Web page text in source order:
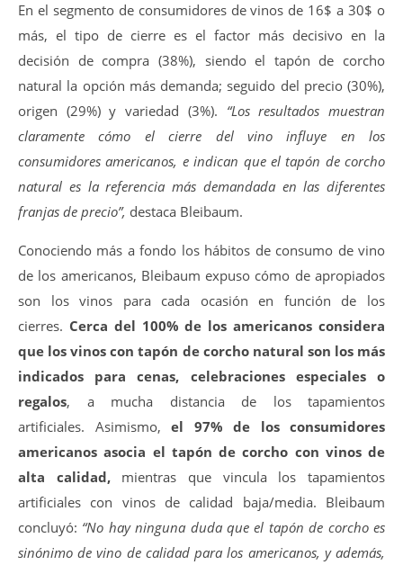
En el segmento de consumidores de vinos de 16$ a 30$ o
más, el tipo de cierre es el factor más decisivo en la
decisión de compra (38%), siendo el tapón de corcho
natural la opción más demanda; seguido del precio (30%),
origen (29%) y variedad (3%). “Los resultados muestran
claramente cómo el cierre del vino influye en los
consumidores americanos, e indican que el tapón de corcho
natural es la referencia más demandada en las diferentes
franjas de precio”, destaca Bleibaum.
Conociendo más a fondo los hábitos de consumo de vino
de los americanos, Bleibaum expuso cómo de apropiados
son los vinos para cada ocasión en función de los
cierres. Cerca del 100% de los americanos considera
que los vinos con tapón de corcho natural son los más
indicados para cenas, celebraciones especiales o
regalos, a mucha distancia de los tapamientos
artificiales. Asimismo, el 97% de los consumidores
americanos asocia el tapón de corcho con vinos de
alta calidad, mientras que vincula los tapamientos
artificiales con vinos de calidad baja/media. Bleibaum
concluyó: “No hay ninguna duda que el tapón de corcho es
sinónimo de vino de calidad para los americanos, y además,